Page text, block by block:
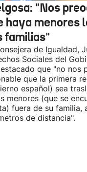
"Nos
haya menores
familias"
de Igualdad,
Sociales del
que "no nos
que la primera
español) sea
menores (que se
fuera de su familia,
de distancia".